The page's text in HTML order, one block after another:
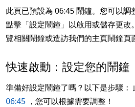
此頁已預設為 06:45 鬧鐘。您可以調
點擊「設定鬧鐘」以啟用或儲存更改
覽相關鬧鐘或造訪我們的主頁鬧鐘頁
快速啟動：設定您的鬧鐘
準備好設定鬧鐘了嗎？以下是步驟：
06:45 ，您可以根據需要調整！